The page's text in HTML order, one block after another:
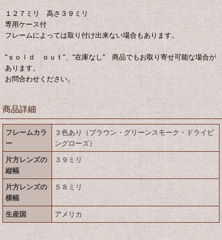
１２７ミリ 高さ３９ミリ
専用ケース付
フレームによっては取り付け出来ない場合もあります。
”ｓｏｌｄ ｏｕｔ”、”在庫なし” 商品でもお取り寄せ可能な場合が
あります。
お問合わせください。
商品詳細
フレームカラ
ー
３色あり（ブラウン・グリーンスモーク・ドライビ
ングローズ）
片方レンズの
縦幅
３９ミリ
片方レンズの
横幅
５８ミリ
生産国 アメリカ